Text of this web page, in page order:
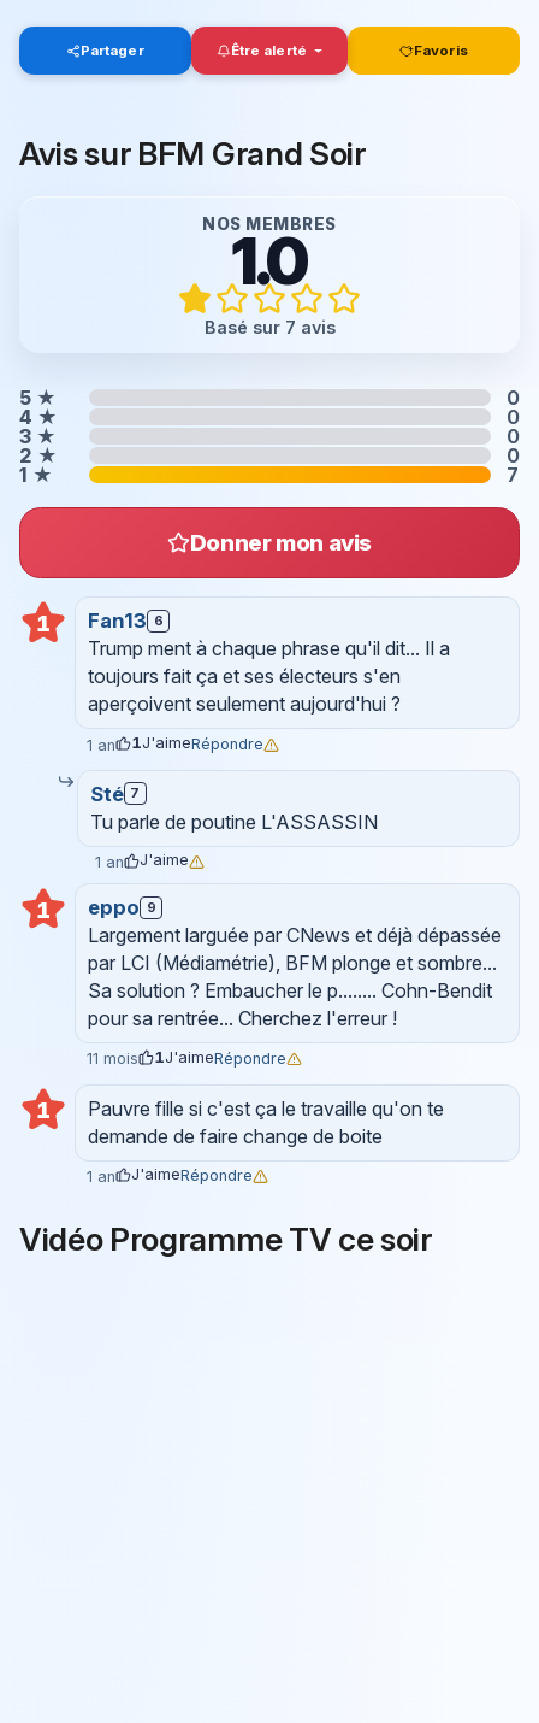
Partager Être alerté Favoris
Avis sur BFM Grand Soir
NOS MEMBRES
1.0
Basé sur 7 avis
5 ★
0
4 ★
0
3 ★
0
2 ★
0
1 ★ 7
Donner mon avis
1 Fan13 6
Trump ment à chaque phrase qu'il dit... Il a
toujours fait ça et ses électeurs s'en
aperçoivent seulement aujourd'hui ?
1 an 1J'aimeRépondre
Sté 7
Tu parle de poutine L'ASSASSIN
1 an J'aime
1 eppo 9
Largement larguée par CNews et déjà dépassée
par LCI (Médiamétrie), BFM plonge et sombre...
Sa solution ? Embaucher le p........ Cohn-Bendit
pour sa rentrée... Cherchez l'erreur !
11 mois 1J'aimeRépondre
1
Pauvre fille si c'est ça le travaille qu'on te
demande de faire change de boite
1 an J'aimeRépondre
Vidéo Programme TV ce soir